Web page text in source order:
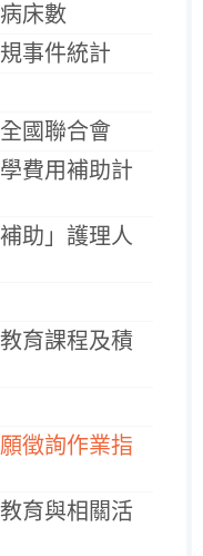
床數
事件統計
國聯合會
費用補助計
助」護理人
育課程及積
徵詢作業指
育與相關活